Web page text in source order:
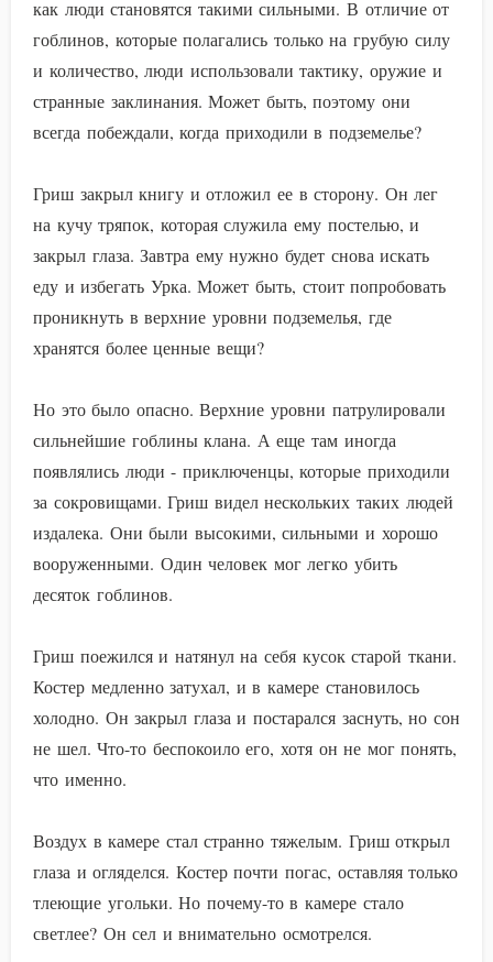
как люди становятся такими сильными. В отличие от
гоблинов, которые полагались только на грубую силу
и количество, люди использовали тактику, оружие и
странные заклинания. Может быть, поэтому они
всегда побеждали, когда приходили в подземелье?
Гриш закрыл книгу и отложил ее в сторону. Он лег
на кучу тряпок, которая служила ему постелью, и
закрыл глаза. Завтра ему нужно будет снова искать
еду и избегать Урка. Может быть, стоит попробовать
проникнуть в верхние уровни подземелья, где
хранятся более ценные вещи?
Но это было опасно. Верхние уровни патрулировали
сильнейшие гоблины клана. А еще там иногда
появлялись люди - приключенцы, которые приходили
за сокровищами. Гриш видел нескольких таких людей
издалека. Они были высокими, сильными и хорошо
вооруженными. Один человек мог легко убить
десяток гоблинов.
Гриш поежился и натянул на себя кусок старой ткани.
Костер медленно затухал, и в камере становилось
холодно. Он закрыл глаза и постарался заснуть, но сон
не шел. Что-то беспокоило его, хотя он не мог понять,
что именно.
Воздух в камере стал странно тяжелым. Гриш открыл
глаза и огляделся. Костер почти погас, оставляя только
тлеющие угольки. Но почему-то в камере стало
светлее? Он сел и внимательно осмотрелся.